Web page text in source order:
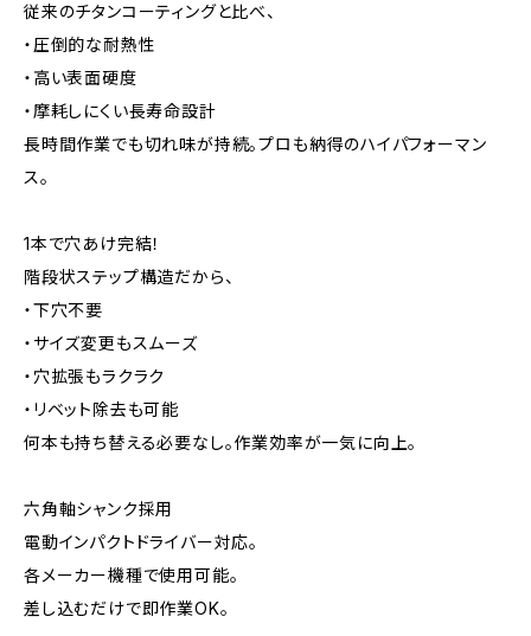
従来のチタンコーティングと比べ、
・圧倒的な耐熱性
・高い表面硬度
・摩耗しにくい長寿命設計
長時間作業でも切れ味が持続。プロも納得のハイパフォーマン
ス。
1本で穴あけ完結！
階段状ステップ構造だから、
・下穴不要
・サイズ変更もスムーズ
・穴拡張もラクラク
・リベット除去も可能
何本も持ち替える必要なし。作業効率が一気に向上。
六角軸シャンク採用
電動インパクトドライバー対応。
各メーカー機種で使用可能。
差し込むだけで即作業OK。